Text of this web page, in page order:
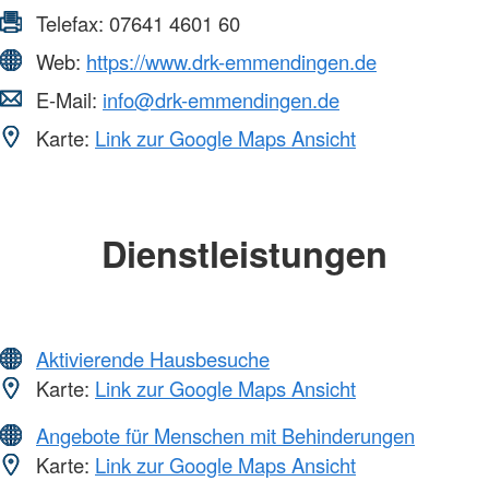
Telefax: 07641 4601 60
Web: https://www.drk-emmendingen.de
E-Mail: info@drk-emmendingen.de
Karte: Link zur Google Maps Ansicht
Dienstleistungen
Aktivierende Hausbesuche
Karte: Link zur Google Maps Ansicht
Angebote für Menschen mit Behinderungen
Karte: Link zur Google Maps Ansicht